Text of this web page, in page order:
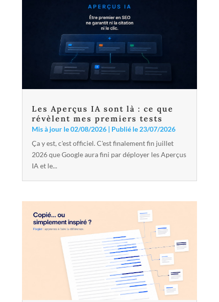
Les Aperçus IA sont là : ce que
révèlent mes premiers tests
Mis à jour le 02/08/2026 | Publié le 23/07/2026
Ça y est, c'est officiel. C'est finalement fin juillet
2026 que Google aura fini par déployer les Aperçus
IA et le...